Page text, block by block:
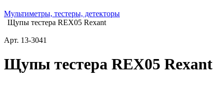
Мультиметры, тестеры, детекторы
Щупы тестера REX05 Rexant
Арт. 13-3041
Щупы тестера REX05 Rexant